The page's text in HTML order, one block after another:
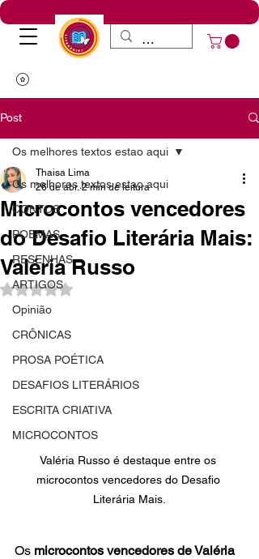
Post
Os melhores textos estao aqui
CONTOS
POEMAS
RESENHAS
ARTIGOS
Opinião
CRÔNICAS
PROSA POÉTICA
DESAFIOS LITERÁRIOS
ESCRITA CRIATIVA
MICROCONTOS
Os melhores textos estao aqui
Microcontos vencedores
do Desafio Literária Mais:
Valéria Russo
Thaisa Lima
26 de abr. 2 min de leitura
Avaliado com NaN de 5 estrelas.
Valéria Russo é destaque entre os
microcontos vencedores do Desafio
Literária Mais.
Os microcontos vencedores de Valéria